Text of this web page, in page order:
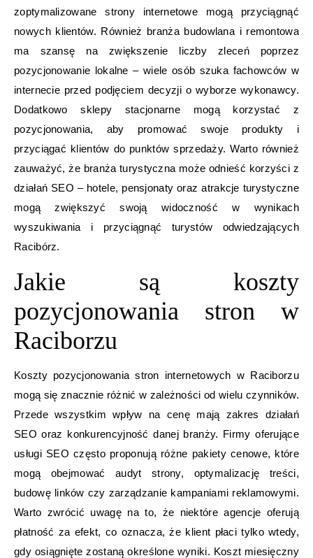
zoptymalizowane strony internetowe mogą przyciągnąć
nowych klientów. Również branża budowlana i remontowa
ma szansę na zwiększenie liczby zleceń poprzez
pozycjonowanie lokalne – wiele osób szuka fachowców w
internecie przed podjęciem decyzji o wyborze wykonawcy.
Dodatkowo sklepy stacjonarne mogą korzystać z
pozycjonowania, aby promować swoje produkty i
przyciągać klientów do punktów sprzedaży. Warto również
zauważyć, że branża turystyczna może odnieść korzyści z
działań SEO – hotele, pensjonaty oraz atrakcje turystyczne
mogą zwiększyć swoją widoczność w wynikach
wyszukiwania i przyciągnąć turystów odwiedzających
Racibórz.
Jakie są koszty
pozycjonowania stron w
Raciborzu
Koszty pozycjonowania stron internetowych w Raciborzu
mogą się znacznie różnić w zależności od wielu czynników.
Przede wszystkim wpływ na cenę mają zakres działań
SEO oraz konkurencyjność danej branży. Firmy oferujące
usługi SEO często proponują różne pakiety cenowe, które
mogą obejmować audyt strony, optymalizację treści,
budowę linków czy zarządzanie kampaniami reklamowymi.
Warto zwrócić uwagę na to, że niektóre agencje oferują
płatność za efekt, co oznacza, że klient płaci tylko wtedy,
gdy osiągnięte zostaną określone wyniki. Koszt miesięczny